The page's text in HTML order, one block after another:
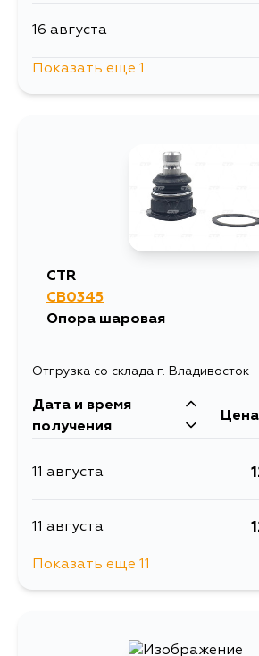
16 августа
Показать еще 1
CTR
CB0345
Опора шаровая
Отгрузка со склада г. Владивосток
Дата и время
получения
Цена
11 августа
11 августа
Показать еще 11